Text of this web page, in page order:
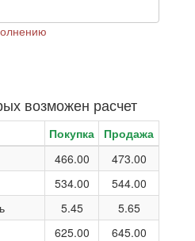
возможен расчет
Покупка
Продажа
466.00
473.00
534.00
544.00
5.45
5.65
625.00
645.00